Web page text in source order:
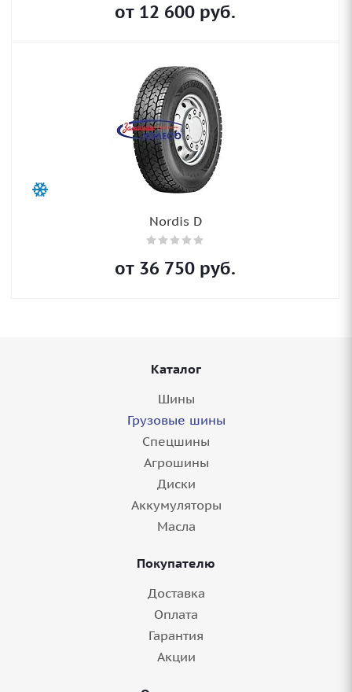
от 12 600 руб.
Nordis D
от 36 750 руб.
Каталог
Шины
Грузовые шины
Спецшины
Агрошины
Диски
Аккумуляторы
Масла
Покупателю
Доставка
Оплата
Гарантия
Акции